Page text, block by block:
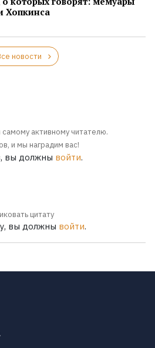
Хопкинса
новости
активному читателю.
и мы наградим вас!
вы должны войти.
цитату
вы должны войти.